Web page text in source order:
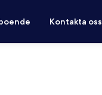
Kontakta oss